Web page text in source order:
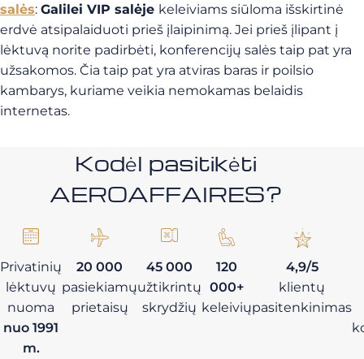
salės: Galilei VIP salėje keleiviams siūloma išskirtinė
erdvė atsipalaiduoti prieš įlaipinimą. Jei prieš įlipant į
lėktuvą norite padirbėti, konferencijų salės taip pat yra
užsakomos. Čia taip pat yra atviras baras ir poilsio
kambarys, kuriame veikia nemokamas belaidis
internetas.
Kodėl pasitikėti
AEROAFFAIRES?
Privatinių
lėktuvų
nuoma
nuo 1991
m.
20 000
pasiekiamų
prietaisų
45 000
užtikrintų
skrydžių
120
000+
keleivių
4,9/5
klientų
pasitenkinimas